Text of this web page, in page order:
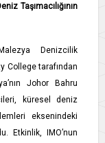
Taşımacılığının
Denizcilik
College tarafından
Johor Bahru
küresel deniz
eksenindeki
Etkinlik, IMO’nun